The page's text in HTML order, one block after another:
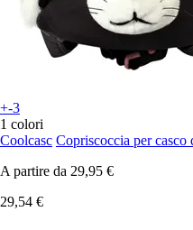
+-3
1 colori
Coolcasc Copriscoccia per
A partire da 29,95 €
29,54 €